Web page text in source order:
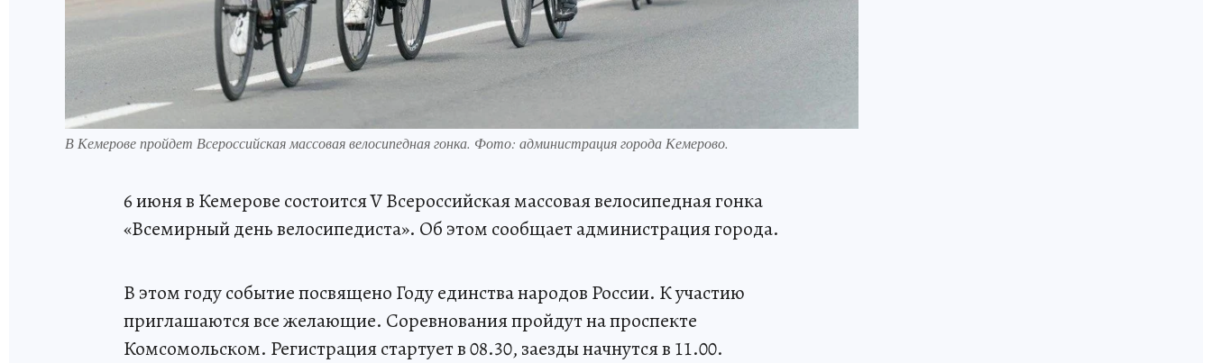
В Кемерове пройдет Всероссийская массовая велосипедная гонка. Фото: администрация города Кемерово.
6 июня в Кемерове состоится V Всероссийская массовая велосипедная гонка
«Всемирный день велосипедиста». Об этом сообщает администрация города.
В этом году событие посвящено Году единства народов России. К участию
приглашаются все желающие. Соревнования пройдут на проспекте
Комсомольском. Регистрация стартует в 08.30, заезды начнутся в 11.00.